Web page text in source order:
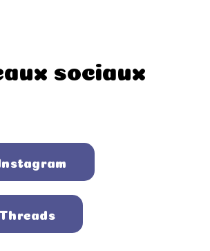
sociaux
Threads